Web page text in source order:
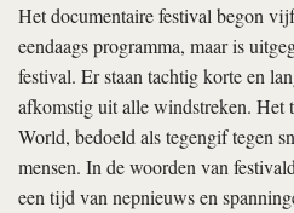
Het documentaire festival begon
eendaags programma, maar is
festival. Er staan tachtig korte en
afkomstig uit alle windstreken. Het
World, bedoeld als tegengif tegen
mensen. In de woorden van
een tijd van nepnieuws en